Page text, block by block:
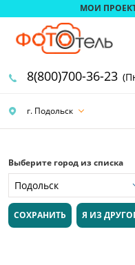
МОИ
г. Подольск
8(800)700-36-23
Выберите город из списка
СОХРАНИТЬ Я ИЗ